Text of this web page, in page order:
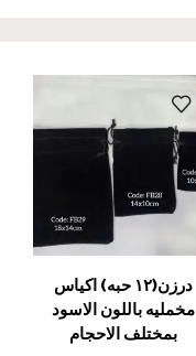
درزن(١٢ حبه) اكياس
مخمليه باللون الاسود
بمختلف الاحجام